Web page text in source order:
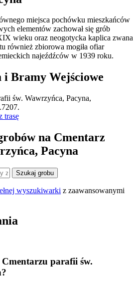
miejsca pochówku mieszkańców
elementów zachował się grób
wieku oraz neogotycka kaplica zwana
również zbiorowa mogiła ofiar
najeźdźców w 1939 roku.
i Bramy Wejściowe
św. Wawrzyńca, Pacyna
×
św. Wawrzyńca, Pacyna,
trasę
na Cmentarz
Pacyna
Szukaj grobu
wyszukiwarki z zaawansowanymi
parafii św.